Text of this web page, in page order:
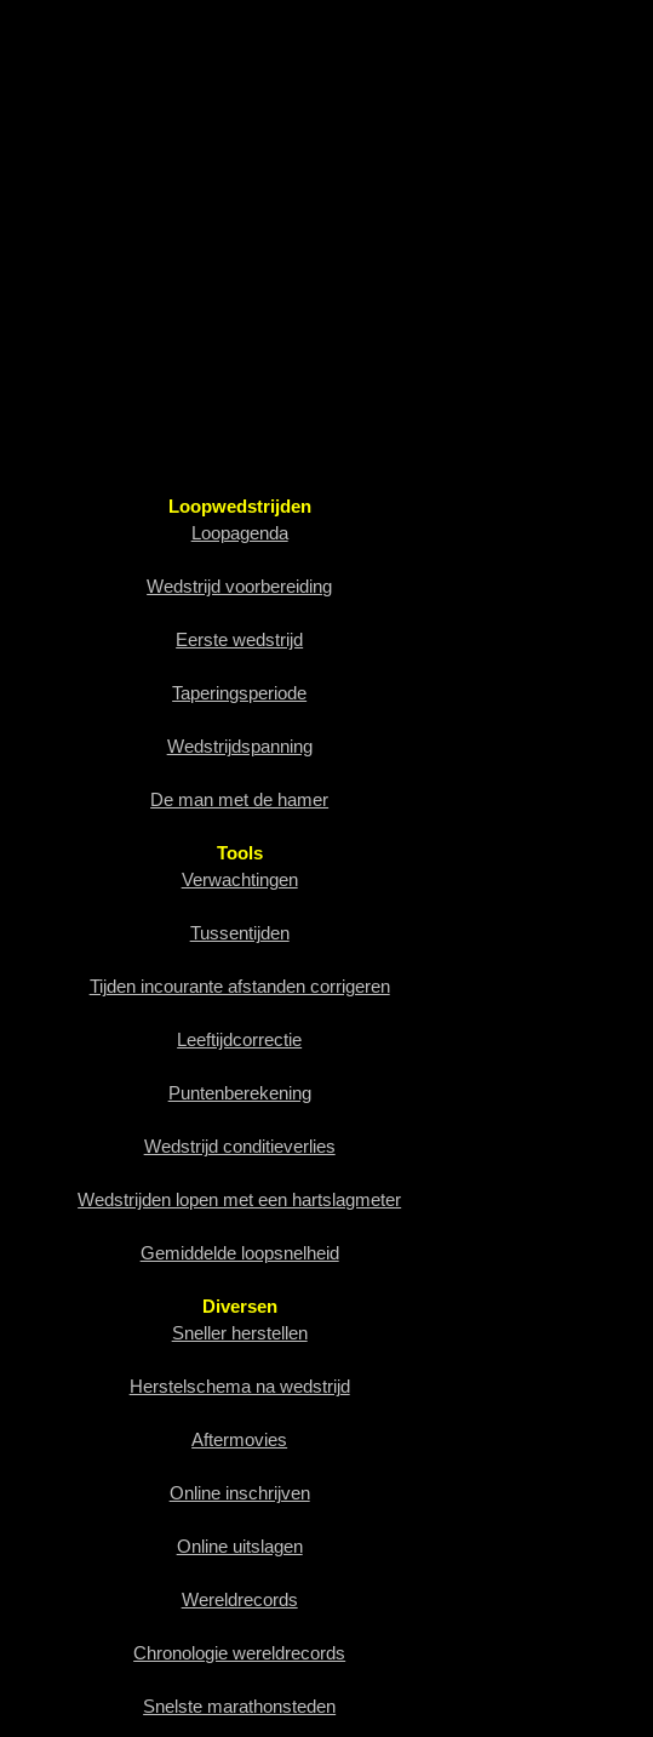
Loopwedstrijden
Loopagenda
Wedstrijd voorbereiding
Eerste wedstrijd
Taperingsperiode
Wedstrijdspanning
De man met de hamer
Tools
Verwachtingen
Tussentijden
Tijden incourante afstanden corrigeren
Leeftijdcorrectie
Puntenberekening
Wedstrijd conditieverlies
Wedstrijden lopen met een hartslagmeter
Gemiddelde loopsnelheid
Diversen
Sneller herstellen
Herstelschema na wedstrijd
Aftermovies
Online inschrijven
Online uitslagen
Wereldrecords
Chronologie wereldrecords
Snelste marathonsteden